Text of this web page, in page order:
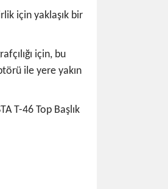
için yaklaşık bir
için, bu
ile yere yakın
T-46 Top Başlık